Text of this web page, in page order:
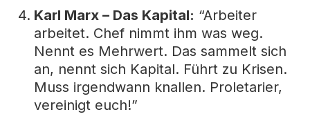
Karl Marx – Das Kapital: “Arbeiter
arbeitet. Chef nimmt ihm was weg.
Nennt es Mehrwert. Das sammelt sich
an, nennt sich Kapital. Führt zu Krisen.
Muss irgendwann knallen. Proletarier,
vereinigt euch!”